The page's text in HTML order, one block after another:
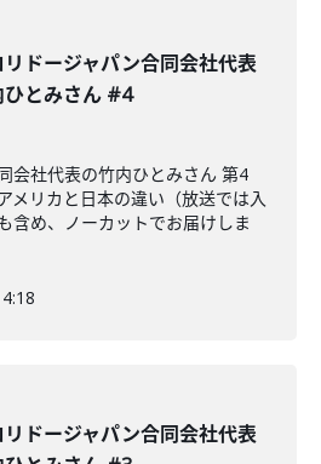
リドージャパン合同会社代表
ひとみさん #4
会社代表の竹内ひとみさん 第4
メリカと日本の違い（放送では入
含め、ノーカットでお届けしま
リドージャパン合同会社代表